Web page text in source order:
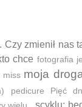
Czy zmienił nas
chce fotografia
miss moja
pedicure Pięć
scyklu: